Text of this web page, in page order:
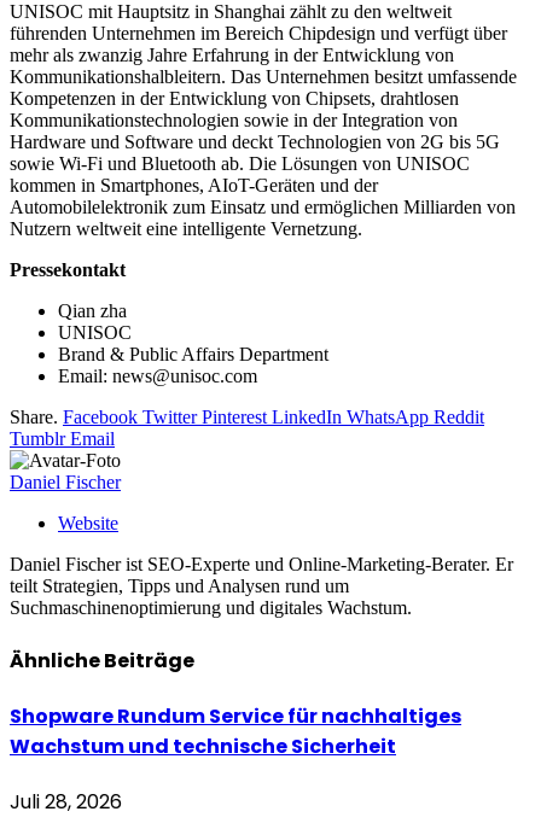
UNISOC mit Hauptsitz in Shanghai zählt zu den weltweit
führenden Unternehmen im Bereich Chipdesign und verfügt über
mehr als zwanzig Jahre Erfahrung in der Entwicklung von
Kommunikationshalbleitern. Das Unternehmen besitzt umfassende
Kompetenzen in der Entwicklung von Chipsets, drahtlosen
Kommunikationstechnologien sowie in der Integration von
Hardware und Software und deckt Technologien von 2G bis 5G
sowie Wi-Fi und Bluetooth ab. Die Lösungen von UNISOC
kommen in Smartphones, AIoT-Geräten und der
Automobilelektronik zum Einsatz und ermöglichen Milliarden von
Nutzern weltweit eine intelligente Vernetzung.
Pressekontakt
Qian zha
UNISOC
Brand & Public Affairs Department
Email: news@unisoc.com
Share. Facebook Twitter Pinterest LinkedIn WhatsApp Reddit
Tumblr Email
Daniel Fischer
Website
Daniel Fischer ist SEO-Experte und Online-Marketing-Berater. Er
teilt Strategien, Tipps und Analysen rund um
Suchmaschinenoptimierung und digitales Wachstum.
ÄhnlicheBeiträge
Shopware Rundum Service für nachhaltiges
Wachstum und technische Sicherheit
Juli 28, 2026